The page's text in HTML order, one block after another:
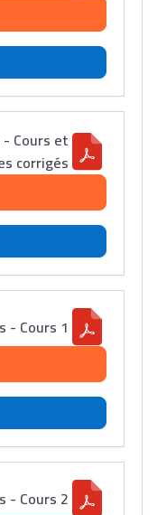
Cours et
corrigés
- Cours 1
- Cours 2